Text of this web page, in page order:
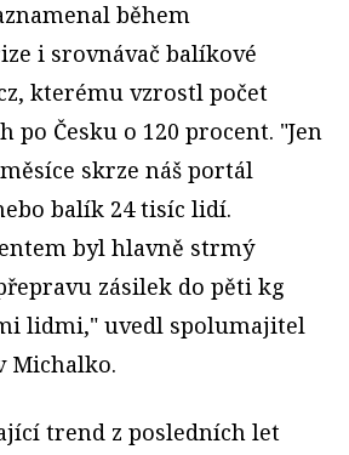
během
i srovnávač balíkové
kterému vzrostl počet
po Česku o 120 procent. "Jen
skrze náš portál
balík 24 tisíc lidí.
byl hlavně strmý
zásilek do pěti kg
lidmi," uvedl spolumajitel
Michalko.
trend z posledních let